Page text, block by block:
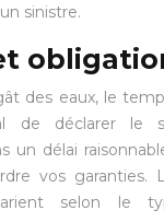
sinistre.
des eaux, le
de déclarer le
un délai
vos garanties.
selon le